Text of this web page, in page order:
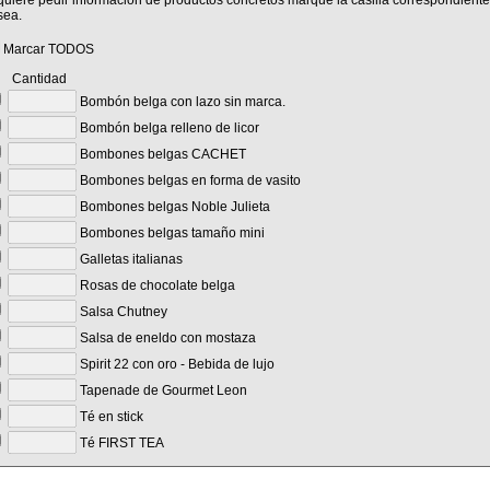
Marcar TODOS
Bombón belga con lazo sin marca.
Bombón belga relleno de licor
Bombones belgas CACHET
Bombones belgas en forma de vasito
Bombones belgas Noble Julieta
Bombones belgas tamaño mini
Galletas italianas
Rosas de chocolate belga
Salsa Chutney
Salsa de eneldo con mostaza
Spirit 22 con oro - Bebida de lujo
Tapenade de Gourmet Leon
Té en stick
Té FIRST TEA